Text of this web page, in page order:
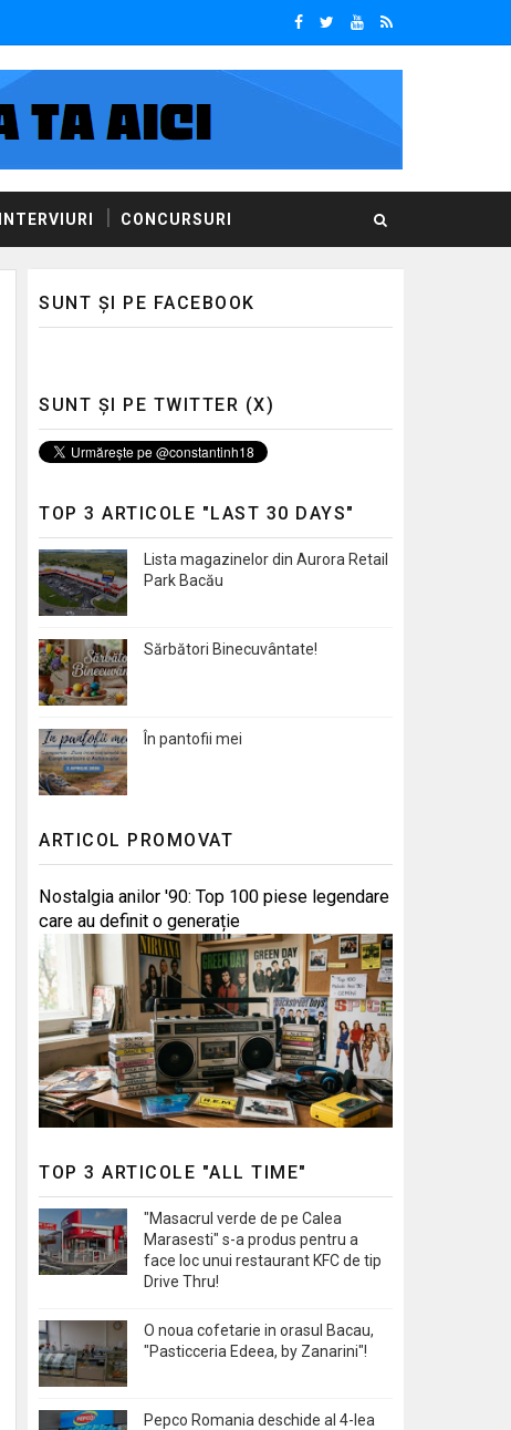
INTERVIURI CONCURSURI
SUNT ȘI PE FACEBOOK
SUNT ȘI PE TWITTER (X)
TOP 3 ARTICOLE "LAST 30 DAYS"
Lista magazinelor din Aurora Retail
Park Bacău
Sărbători Binecuvântate!
În pantofii mei
ARTICOL PROMOVAT
Nostalgia anilor '90: Top 100 piese legendare
care au definit o generație
TOP 3 ARTICOLE "ALL TIME"
"Masacrul verde de pe Calea
Marasesti" s-a produs pentru a
face loc unui restaurant KFC de tip
Drive Thru!
O noua cofetarie in orasul Bacau,
"Pasticceria Edeea, by Zanarini"!
Pepco Romania deschide al 4-lea